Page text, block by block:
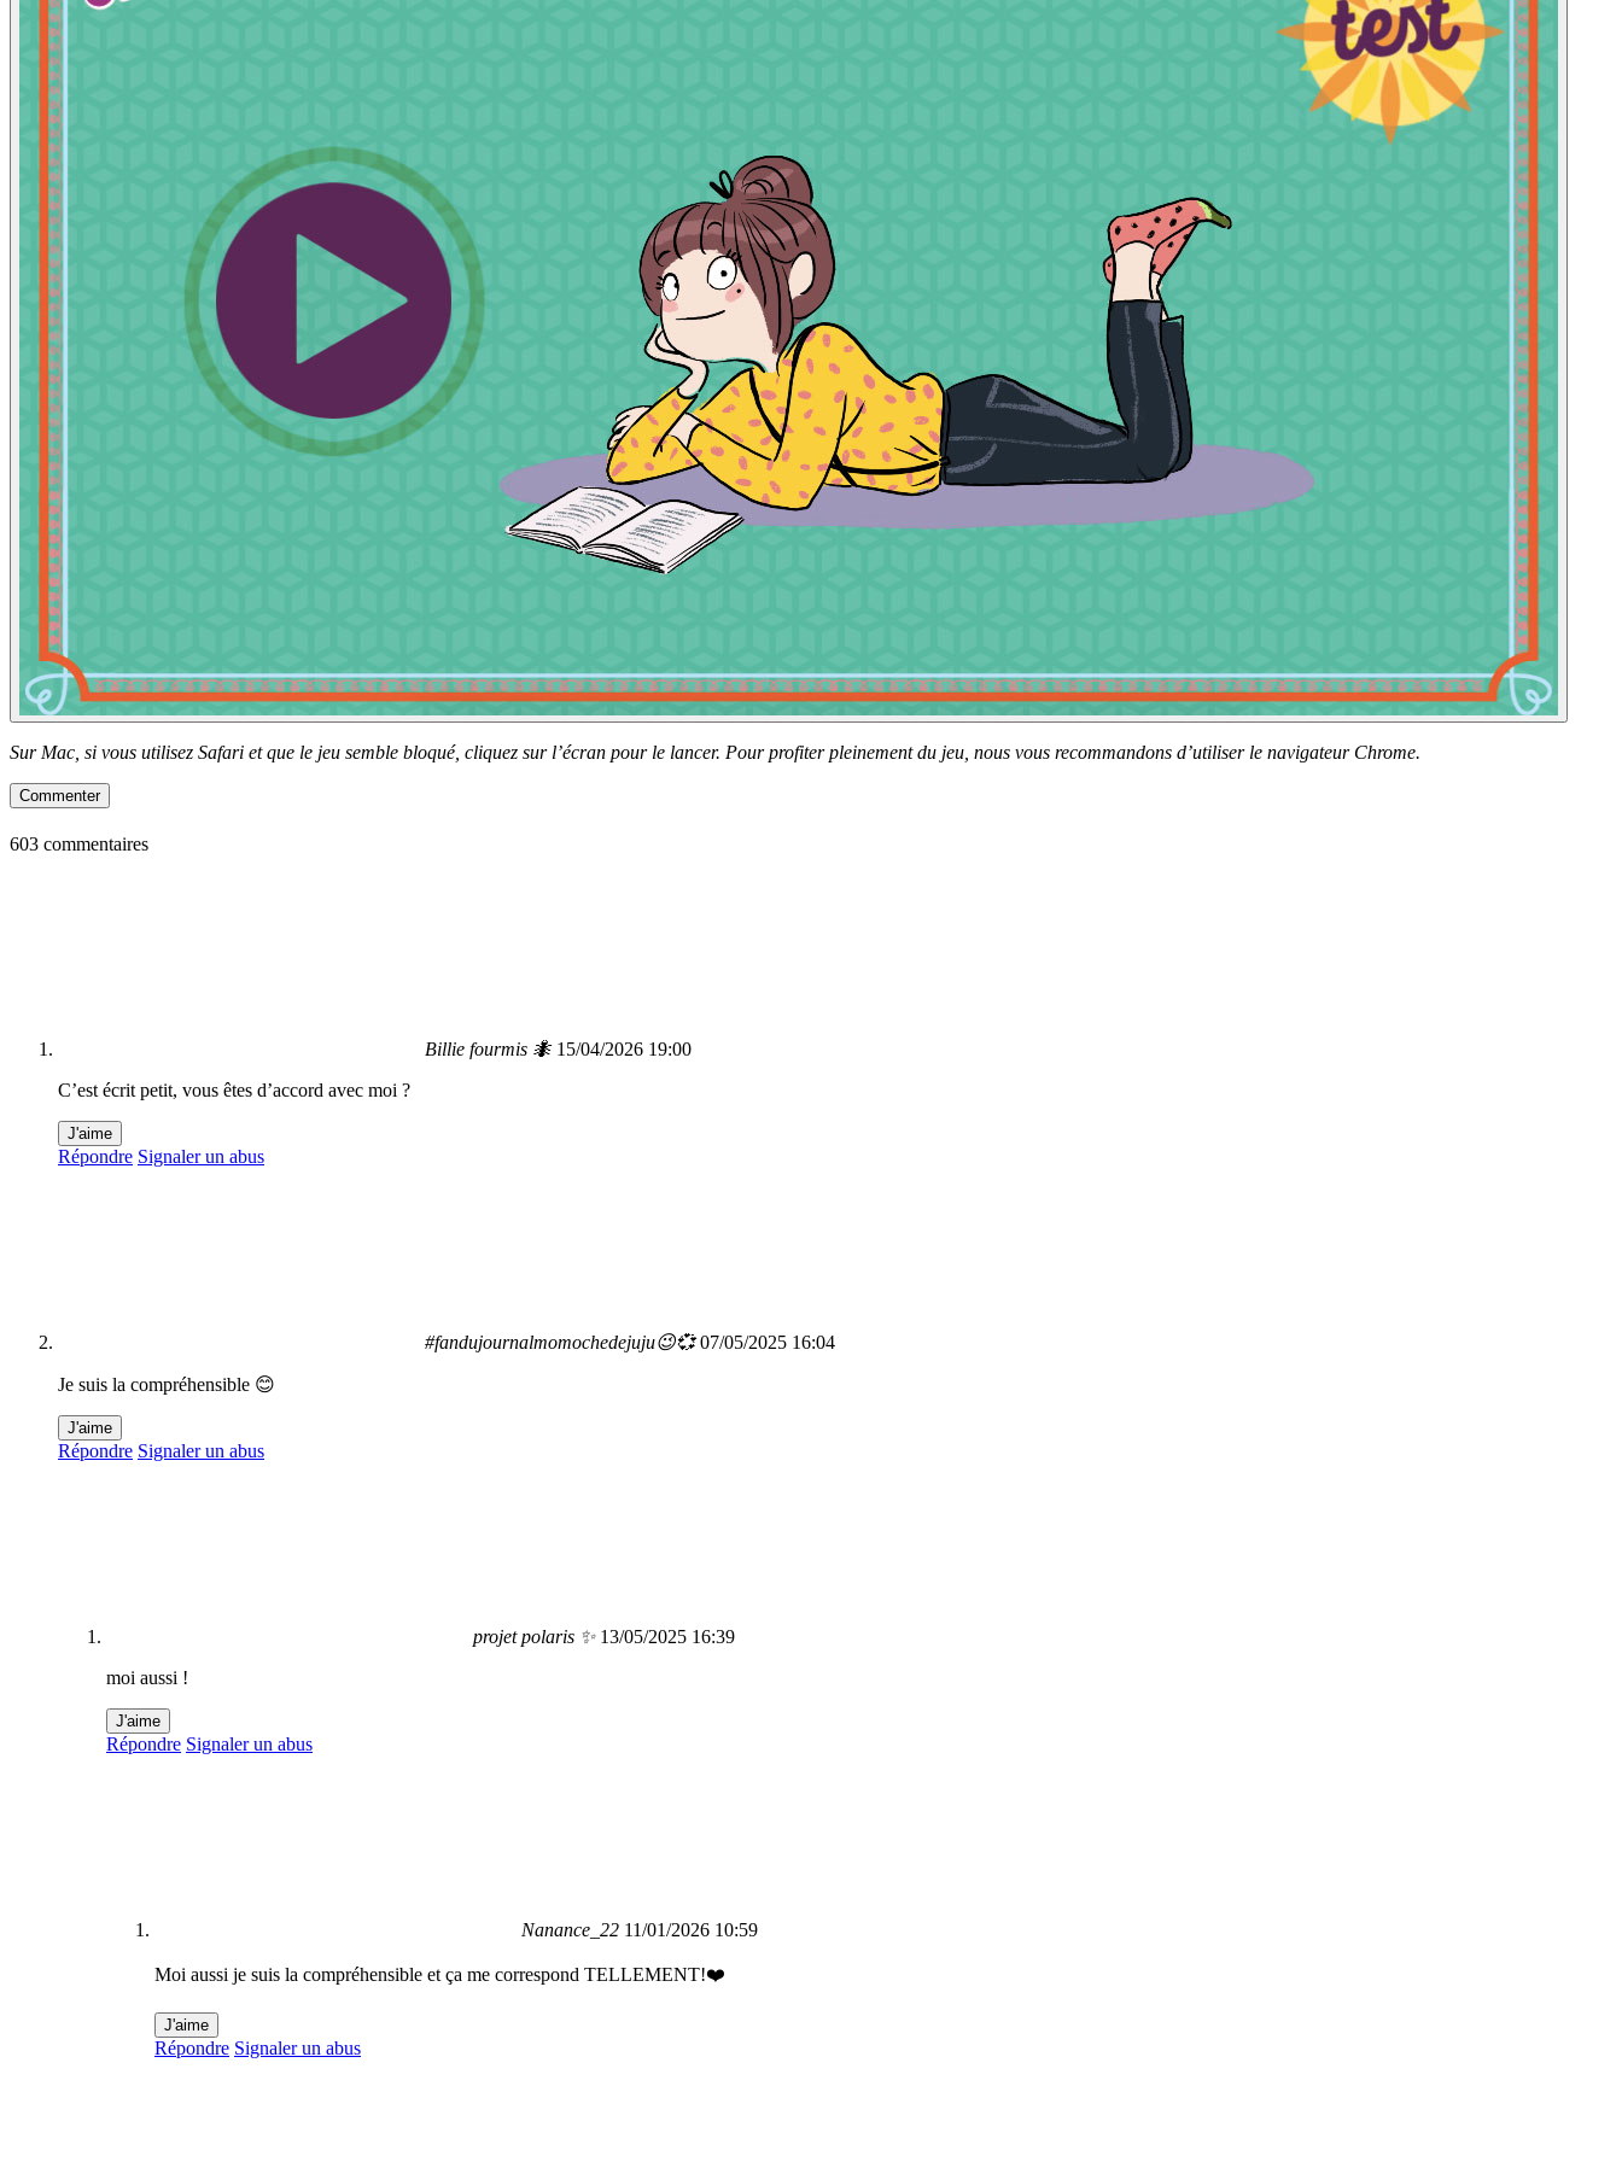
Sur Mac, si vous utilisez Safari et que le jeu semble bloqué, cliquez sur l’écran pour le lancer. Pour profiter pleinement du jeu, nous vous recommandons d’utiliser le navigateur Chrome.
Commenter
603 commentaires
Billie fourmis 🐜 15/04/2026 19:00
C’est écrit petit, vous êtes d’accord avec moi ?
J'aime
Répondre Signaler un abus
#fandujournalmomochedejuju😉💞 07/05/2025 16:04
Je suis la compréhensible 😊
J'aime
Répondre Signaler un abus
projet polaris ✨ 13/05/2025 16:39
moi aussi !
J'aime
Répondre Signaler un abus
Nanance_22 11/01/2026 10:59
Moi aussi je suis la compréhensible et ça me correspond TELLEMENT!❤️
J'aime
Répondre Signaler un abus